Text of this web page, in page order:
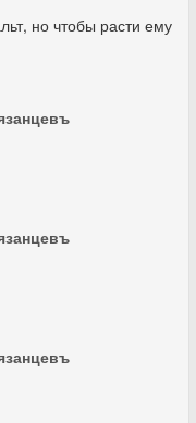
но чтобы расти ему